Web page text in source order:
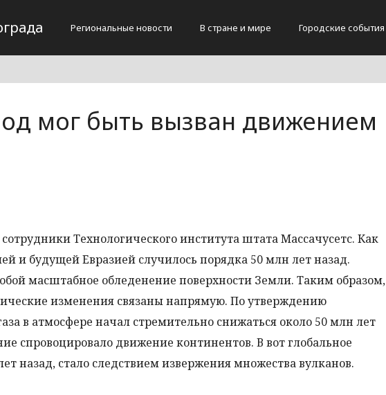
Региональные новости В стране и мире Городские события
мог быть вызван движением
Технологического института штата Массачусетс. Как
и будущей Евразией случилось порядка 50 млн лет назад.
масштабное обледенение поверхности Земли. Таким образом,
изменения связаны напрямую. По утверждению
в атмосфере начал стремительно снижаться около 50 млн лет
спровоцировало движение континентов. В вот глобальное
назад, стало следствием извержения множества вулканов.